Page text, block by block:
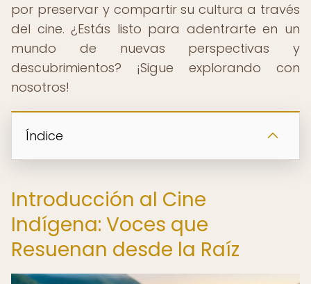
por preservar y compartir su cultura a través
del cine. ¿Estás listo para adentrarte en un
mundo de nuevas perspectivas y
descubrimientos? ¡Sigue explorando con
nosotros!
Índice
Introducción al Cine
Indígena: Voces que
Resuenan desde la Raíz